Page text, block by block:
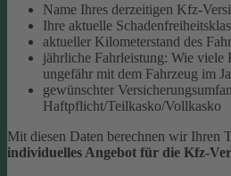
Name Ihres derzeitigen Kfz-
Ihre aktuelle
aktueller Kilometerstand des
jährliche Fahrleistung: Wie viele
ungefähr mit dem Fahrzeug im
gewünschter
Haftpflicht/Teilkasko/Vollkasko
Mit diesen Daten berechnen wir Ihren
individuelles Angebot für die Kfz-